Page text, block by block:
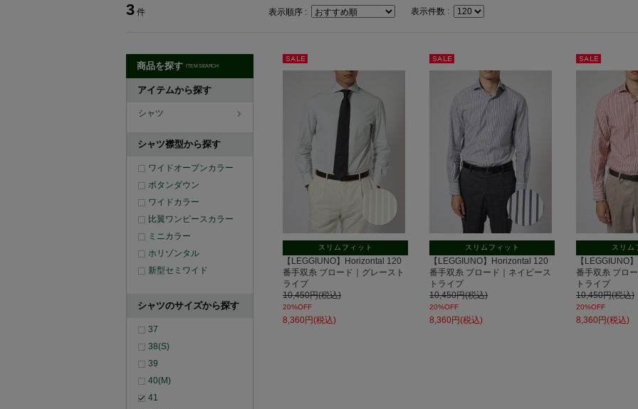
3 件 表示順序 : 表示件数 :
商品を探す ITEM SEARCH
アイテムから探す
シャツ
シャツ襟型から探す
ワイドオープンカラー
ボタンダウン
ワイドカラー
比翼ワンピースカラー
ミニカラー
ホリゾンタル
新型セミワイド
シャツのサイズから探す
37
38(S)
39
40(M)
41
セー
スリムフィット
【LEGGIUNO】Horizontal 120
番手双糸 ブロード｜グレースト
ライプ
10,450円(税込)
20%OFF
8,360円(税込)
セー
スリムフィット
【LEGGIUNO】Horizontal 120
番手双糸 ブロード｜ネイビース
トライプ
10,450円(税込)
20%OFF
8,360円(税込)
セー
スリム
【LEGGIUNO
番手双糸 ブロ
トライプ
10,450円(税込)
20%OFF
8,360円(税込)